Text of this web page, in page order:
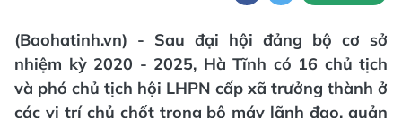
(Baohatinh.vn) - Sau đại hội đảng bộ cơ sở
nhiệm kỳ 2020 - 2025, Hà Tĩnh có 16 chủ tịch
và phó chủ tịch hội LHPN cấp xã trưởng thành ở
các vị trí chủ chốt trong bộ máy lãnh đạo, quản